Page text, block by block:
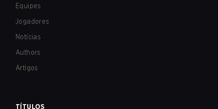
Equipes
Jogadores
Notícias
Authors
Artigos
TÍTULOS